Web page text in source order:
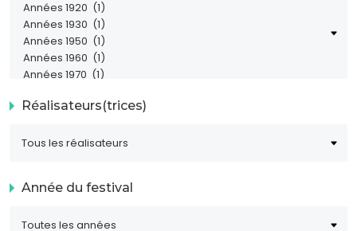
Réalisateurs(trices)
Année du festival